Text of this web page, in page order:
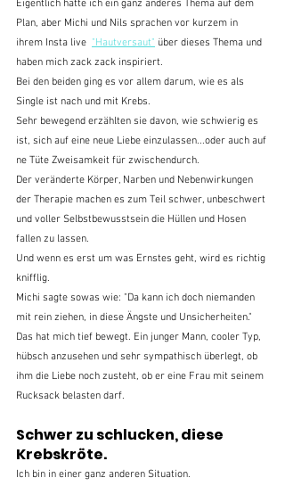
Eigentlich hatte ich ein ganz anderes Thema auf dem
Plan, aber Michi und Nils sprachen vor kurzem in
ihrem Insta live "Hautversaut" über dieses Thema und
haben mich zack zack inspiriert.
Bei den beiden ging es vor allem darum, wie es als
Single ist nach und mit Krebs.
Sehr bewegend erzählten sie davon, wie schwierig es
ist, sich auf eine neue Liebe einzulassen...oder auch auf
ne Tüte Zweisamkeit für zwischendurch.
Der veränderte Körper, Narben und Nebenwirkungen
der Therapie machen es zum Teil schwer, unbeschwert
und voller Selbstbewusstsein die Hüllen und Hosen
fallen zu lassen.
Und wenn es erst um was Ernstes geht, wird es richtig
knifflig.
Michi sagte sowas wie: "Da kann ich doch niemanden
mit rein ziehen, in diese Ängste und Unsicherheiten."
Das hat mich tief bewegt. Ein junger Mann, cooler Typ,
hübsch anzusehen und sehr sympathisch überlegt, ob
ihm die Liebe noch zusteht, ob er eine Frau mit seinem
Rucksack belasten darf.
Schwer zu schlucken, diese
Krebskröte.
Ich bin in einer ganz anderen Situation.